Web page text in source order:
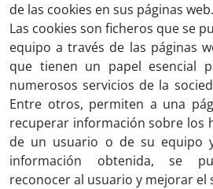
de las cookies en sus páginas web.
Las cookies son ficheros que se
equipo a través de las páginas
que tienen un papel esencial
numerosos servicios de la
Entre otros, permiten a una
recuperar información sobre los
de un usuario o de su equipo
información obtenida, se
reconocer al usuario y mejorar el